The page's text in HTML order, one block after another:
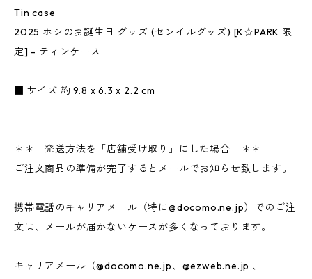
Tin case
2025 ホシのお誕生日 グッズ (センイルグッズ) [K☆PARK 限
定] - ティンケース
■ サイズ 約 9.8 x 6.3 x 2.2 cm
＊＊ 発送方法を「店舗受け取り」にした場合 ＊＊
ご注文商品の準備が完了するとメールでお知らせ致します。
携帯電話のキャリアメール（特に@docomo.ne.jp）でのご注
文は、メールが届かないケースが多くなっております。
キャリアメール（@docomo.ne.jp、@ezweb.ne.jp 、